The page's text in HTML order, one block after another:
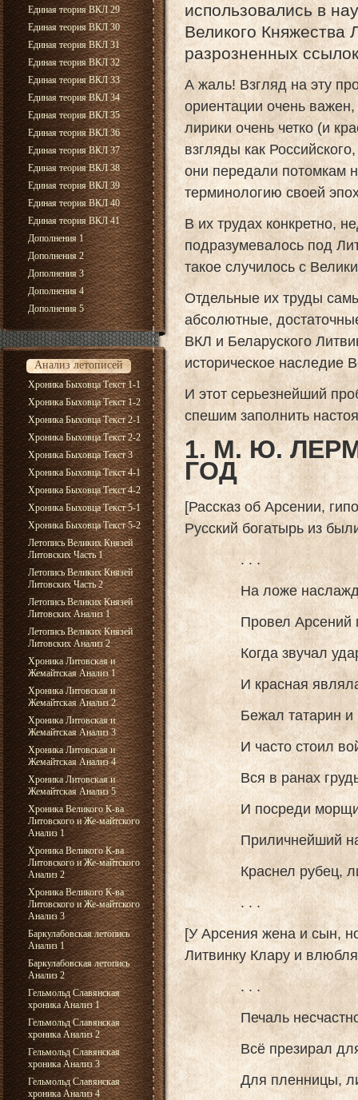
Единая теория ВКЛ 29
Единая теория ВКЛ 30
Единая теория ВКЛ 31
Единая теория ВКЛ 32
Единая теория ВКЛ 33
Единая теория ВКЛ 34
Единая теория ВКЛ 35
Единая теория ВКЛ 36
Единая теория ВКЛ 37
Единая теория ВКЛ 38
Единая теория ВКЛ 39
Единая теория ВКЛ 40
Единая теория ВКЛ 41
Дополнения 1
Дополнения 2
Дополнения 3
Дополнения 4
Дополнения 5
Анализ летописей
Хроника Быховца Текст 1-1
Хроника Быховца Текст 1-2
Хроника Быховца Текст 2-1
Хроника Быховца Текст 2-2
Хроника Быховца Текст 3
Хроника Быховца Текст 4-1
Хроника Быховца Текст 4-2
Хроника Быховца Текст 5-1
Хроника Быховца Текст 5-2
Летопись Великих Князей
Литовских Часть 1
Летопись Великих Князей
Литовских Часть 2
Летопись Великих Князей
Литовских Анализ 1
Летопись Великих Князей
Литовских Анализ 2
Хроника Литовская и
Жемайтская Анализ 1
Хроника Литовская и
Жемайтская Анализ 2
Хроника Литовская и
Жемайтская Анализ 3
Хроника Литовская и
Жемайтская Анализ 4
Хроника Литовская и
Жемайтская Анализ 5
Хроника Великого К-ва
Литовского и Же-майтского
Анализ 1
Хроника Великого К-ва
Литовского и Же-майтского
Анализ 2
Хроника Великого К-ва
Литовского и Же-майтского
Анализ 3
Баркулабовская летопись
Анализ 1
Баркулабовская летопись
Анализ 2
Гельмольд Славянская
хроника Анализ 1
Гельмольд Славянская
хроника Анализ 2
Гельмольд Славянская
хроника Анализ 3
Гельмольд Славянская
хроника Анализ 4
использовались в
Великого Княжества
разрозненных
А жаль! Взгляд на эту
ориентации очень
лирики очень четко (и
взгляды как
они передали потомкам
терминологию своей
В их трудах конкретно,
подразумевалось под
такое случилось с
Отдельные их труды
абсолютные,
ВКЛ и Беларуского
историческое наследие
И этот серьезнейший
спешим заполнить
1. М. Ю.
ГОД
[Рассказ об Арсении,
Русский богатырь из
. . .
На ложе
Провел Арсений
Когда звучал удар
И красная
Бежал татарин и
И часто стоил
Вся в ранах грудь
И посреди морщин
Приличнейший
Краснел рубец,
. . .
[У Арсения жена и сын,
Литвинку Клару и
. . .
Печаль несчастной
Всё презирал для
Для пленницы,